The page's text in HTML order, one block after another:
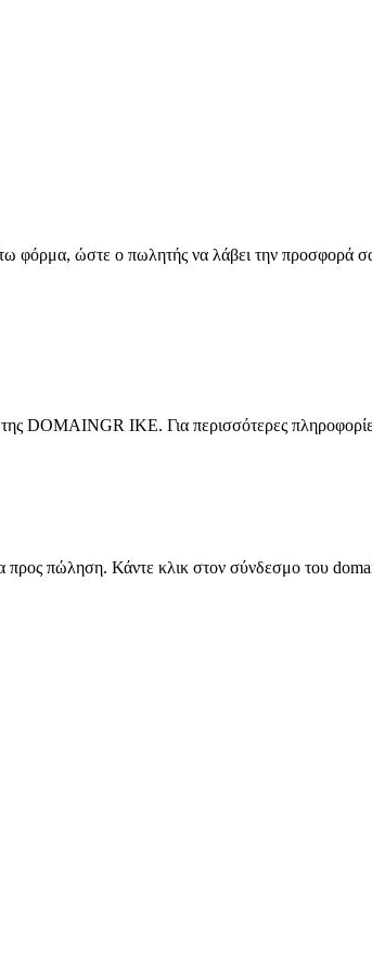
φόρμα, ώστε ο πωλητής να λάβει την προσφορά
DOMAINGR ΙΚΕ. Για περισσότερες
προς πώληση. Κάντε κλικ στον σύνδεσμο του